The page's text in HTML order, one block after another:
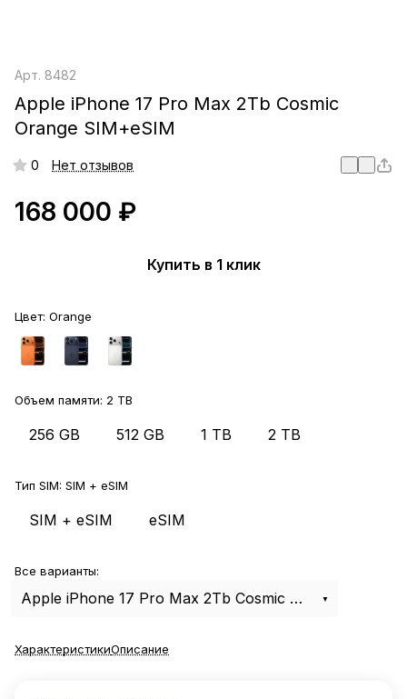
Арт. 8482
Apple iPhone 17 Pro Max 2Tb Cosmic
Orange SIM+eSIM
0 Нет отзывов
168 000 ₽
Купить в 1 клик
Цвет: Orange
Объем памяти: 2 TB
256 GB 512 GB 1 TB 2 TB
Тип SIM: SIM + eSIM
SIM + eSIM eSIM
Все варианты:
Apple iPhone 17 Pro Max 2Tb Cosmic Orange SIM+eSIM
ХарактеристикиОписание